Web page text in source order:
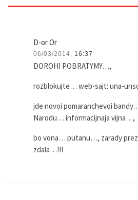
D-or Or
06/03/2014, 16:37
DOROHI POBRATYMY…,
rozblokujte… web-sajt: una-
jde novoi pomaranchevoi
Narodu… informacijnaja vijna…,
bo vona… putanu…, zarady
zdala…!!!